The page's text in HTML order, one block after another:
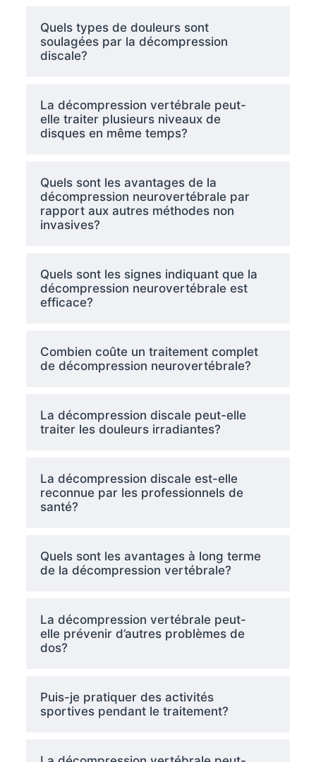
Quels types de douleurs sont
soulagées par la décompression
discale?
La décompression vertébrale peut-
elle traiter plusieurs niveaux de
disques en même temps?
Quels sont les avantages de la
décompression neurovertébrale par
rapport aux autres méthodes non
invasives?
Quels sont les signes indiquant que la
décompression neurovertébrale est
efficace?
Combien coûte un traitement complet
de décompression neurovertébrale?
La décompression discale peut-elle
traiter les douleurs irradiantes?
La décompression discale est-elle
reconnue par les professionnels de
santé?
Quels sont les avantages à long terme
de la décompression vertébrale?
La décompression vertébrale peut-
elle prévenir d’autres problèmes de
dos?
Puis-je pratiquer des activités
sportives pendant le traitement?